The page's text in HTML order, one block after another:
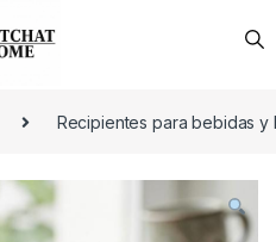
Recipientes para bebidas y